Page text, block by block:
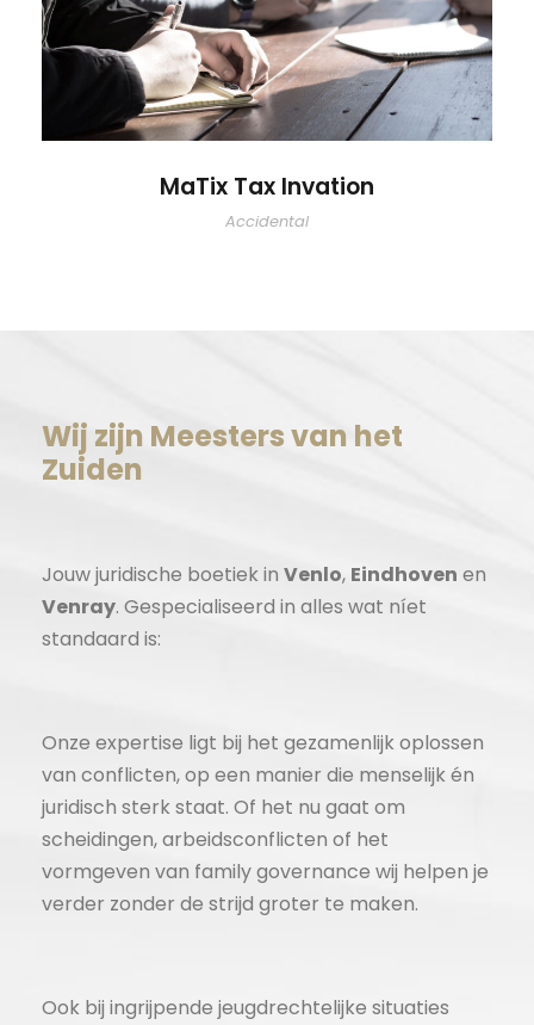
MaTix Tax Invation
Accidental
Wij zijn Meesters van het
Zuiden
Jouw juridische boetiek in Venlo, Eindhoven en
Venray. Gespecialiseerd in alles wat níet
standaard is:
Onze expertise ligt bij het gezamenlijk oplossen
van conflicten, op een manier die menselijk én
juridisch sterk staat. Of het nu gaat om
scheidingen, arbeidsconflicten of het
vormgeven van family governance wij helpen je
verder zonder de strijd groter te maken.
Ook bij ingrijpende jeugdrechtelijke situaties